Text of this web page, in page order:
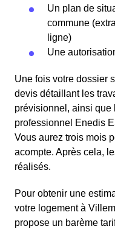
Un plan de
commune
ligne)
Une
Une fois votre dossier
devis détaillant les
prévisionnel, ainsi que
professionnel Enedis
Vous aurez trois mois
acompte. Après cela,
réalisés.
Pour obtenir une
votre logement à
propose un barème